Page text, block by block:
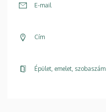
E-mail
Cím
Épület, emelet, szobaszám